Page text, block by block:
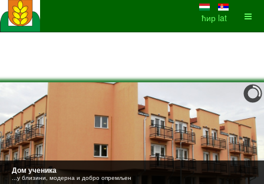
ћир lat
Дом ученика
...у близини, модерна и добро опремљен